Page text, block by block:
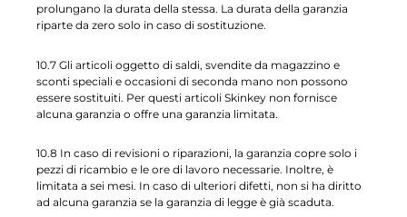
prolungano la durata della stessa. La durata della garanzia
riparte da zero solo in caso di sostituzione.
10.7 Gli articoli oggetto di saldi, svendite da magazzino e
sconti speciali e occasioni di seconda mano non possono
essere sostituiti. Per questi articoli Skinkey non fornisce
alcuna garanzia o offre una garanzia limitata.
10.8 In caso di revisioni o riparazioni, la garanzia copre solo i
pezzi di ricambio e le ore di lavoro necessarie. Inoltre, è
limitata a sei mesi. In caso di ulteriori difetti, non si ha diritto
ad alcuna garanzia se la garanzia di legge è già scaduta.